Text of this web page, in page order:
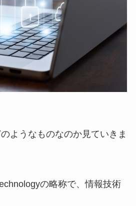
ようなものなのか見ていきま
の略称で、情報技術